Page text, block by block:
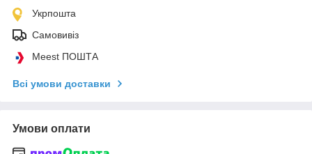
Укрпошта
Самовивіз
Meest ПОШТА
Всі умови доставки
Умови оплати